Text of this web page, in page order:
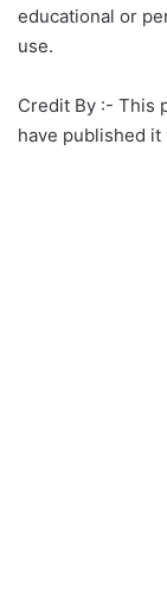
educational or
use.
Credit By :- This
have published